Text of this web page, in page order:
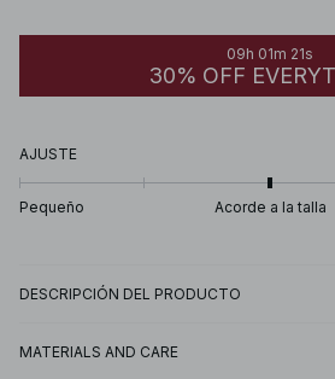
09h 01m 21s
30% OFF
AJUSTE
Pequeño Acorde a la talla
DESCRIPCIÓN DEL PRODUCTO
MATERIALS AND CARE